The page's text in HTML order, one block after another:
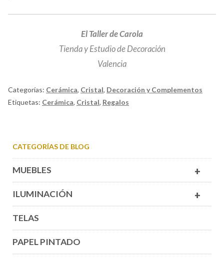
El Taller de Carola
Tienda y Estudio de Decoración
Valencia
Categorías: Cerámica, Cristal, Decoración y Complementos
Etiquetas: Cerámica, Cristal, Regalos
CATEGORÍAS DE BLOG
+
MUEBLES
+
ILUMINACIÓN
TELAS
PAPEL PINTADO